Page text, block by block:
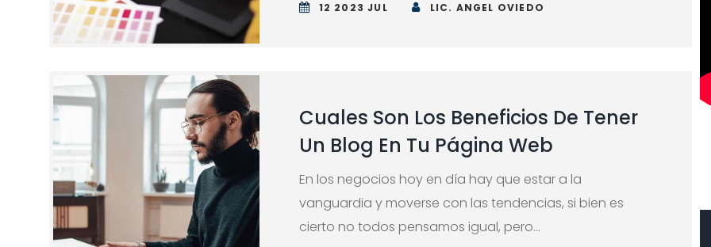
12 2023 JUL LIC. ANGEL OVIEDO
Cuales Son Los Beneficios De Tener
Un Blog En Tu Página Web
En los negocios hoy en día hay que estar a la
vanguardia y moverse con las tendencias, si bien es
cierto no todos pensamos igual, pero...